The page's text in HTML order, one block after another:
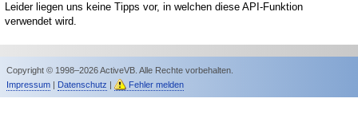
Leider liegen uns keine Tipps vor, in welchen diese API-Funktion
verwendet wird.
Copyright © 1998–2026 ActiveVB. Alle Rechte vorbehalten.
Impressum| Datenschutz | Fehler melden